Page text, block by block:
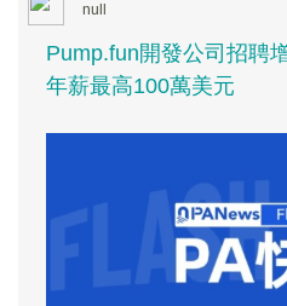
null
Pump.fun開發公司招聘
年薪最高100萬美元